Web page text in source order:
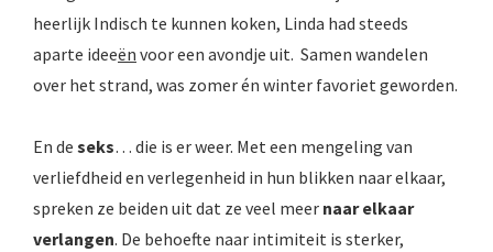
heerlijk Indisch te kunnen koken, Linda had steeds
aparte ideeën voor een avondje uit. Samen wandelen
over het strand, was zomer én winter favoriet geworden.
En de seks… die is er weer. Met een mengeling van
verliefdheid en verlegenheid in hun blikken naar elkaar,
spreken ze beiden uit dat ze veel meer naar elkaar
verlangen. De behoefte naar intimiteit is sterker,